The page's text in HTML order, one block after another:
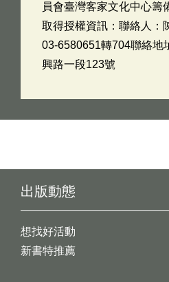
員會臺灣客家文化中心籌
取得授權資訊：聯絡人：
03-6580651轉704聯絡地
興路一段123號
出版動態
想找好活動
新書特推薦